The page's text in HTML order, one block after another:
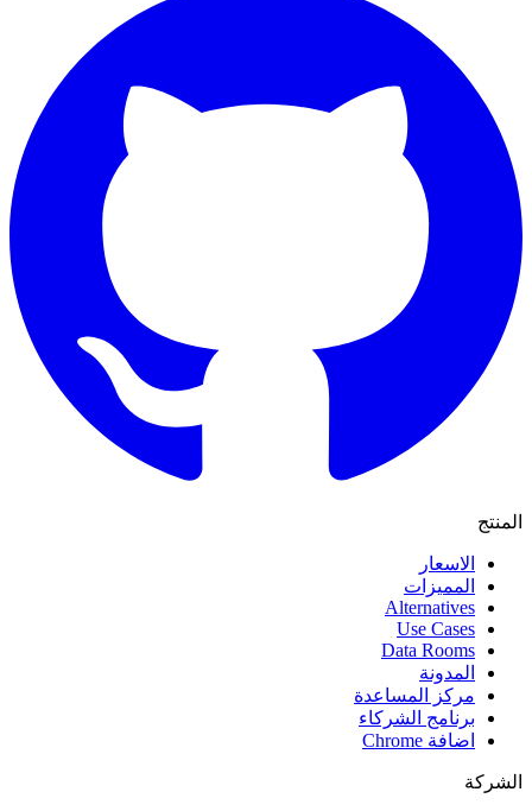
المنتج
الاسعار
المميزات
Alternatives
Use Cases
Data Rooms
المدونة
مركز المساعدة
برنامج الشركاء
اضافة Chrome
الشركة